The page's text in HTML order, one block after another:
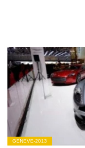
GENEVE-2013